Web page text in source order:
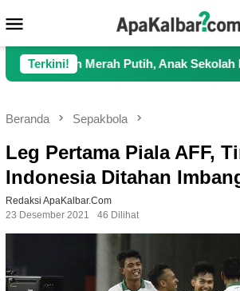
ke
kontenMobile
Terkini!
Putih, Anak Sekolah hingga
Beranda Sepakbola
Leg Pertama Piala AFF,
Indonesia Ditahan
Redaksi ApaKalbar.com
23 Desember 2021
46 Dilihat